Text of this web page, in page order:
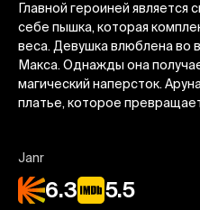
Главной героиней является
себе пышка, которая
веса. Девушка влюблена во
Макса. Однажды она
магический наперсток.
платье, которое
Janr
6.3 5.5